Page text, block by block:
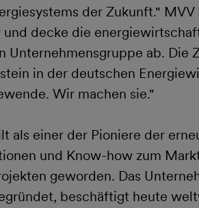
der Zukunft."
und decke die
Unternehmensgruppe ab. Die
in der deutschen
Wir machen sie."
als einer der Pioniere der
und Know-how zum
geworden. Das
beschäftigt heute